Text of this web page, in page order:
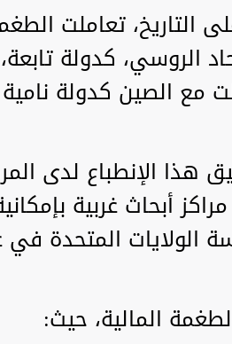
تعاملت
الروسي، كدولة
مع الصين كدولة
الإنطباع لدى
أبحاث غربية
الولايات المتحدة
المالية، حيث: